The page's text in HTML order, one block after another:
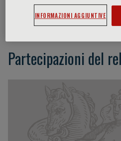
Ali J. Marian
Partecipazioni del
INFORMAZIONI AGGIUNTIVE